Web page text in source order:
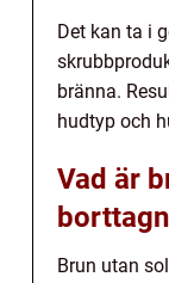
Det kan ta i
bränna.
hudtyp och
Vad är
Brun utan